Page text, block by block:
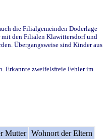
die Filialgemeinden Doderlage
mit den Filialen Klawittersdorf und
Übergangsweise sind Kinder aus
Erkannte zweifelsfreie Fehler im
Mutter Wohnort der Eltern